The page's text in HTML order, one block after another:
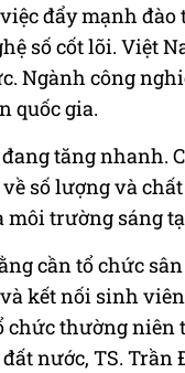
đẩy mạnh
số cốt lõi. Việt
Ngành công
quốc gia.
tăng nhanh.
số lượng và
trường sáng
cần tổ chức
kết nối sinh
chức thường niên
nước, TS. Trần